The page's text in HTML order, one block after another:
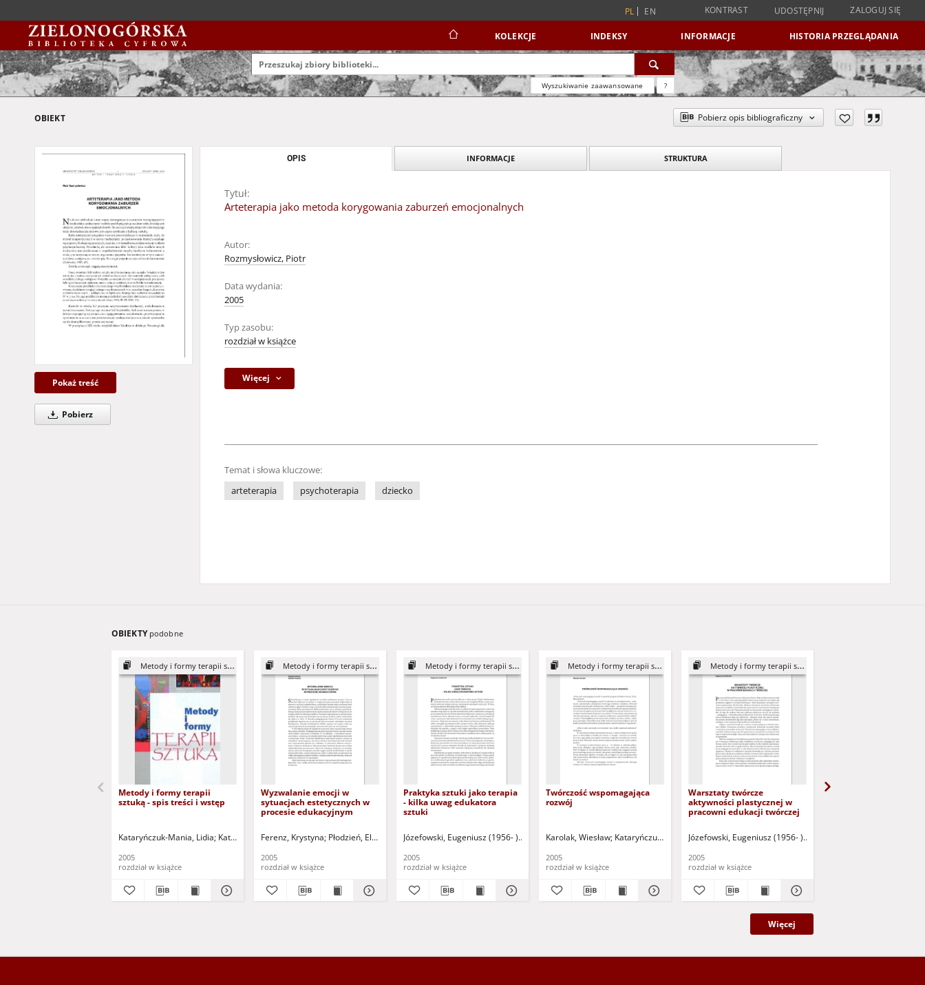
PL EN KONTRAST UDOSTĘPNIJ ZALOGUJ SIĘ
KOLEKCJE INDEKSY INFORMACJE HISTORIA PRZEGLĄDANIA
Wyszukiwanie zaawansowane ?
OBIEKT Pobierz opis bibliograficzny
Pokaż treść
Pobierz
OPIS INFORMACJE STRUKTURA
Tytuł:
Arteterapia jako metoda korygowania zaburzeń emocjonalnych
Autor:
Rozmysłowicz, Piotr
Data wydania:
2005
Typ zasobu:
rozdział w książce
Więcej
Temat i słowa kluczowe:
arteterapia
psychoterapia dziecko
OBIEKTY podobne
Metody i formy terapii sztuką
Metody i formy terapii
sztuką - spis treści i wstęp
Kataryńczuk-Mania, Lidia Kataryńczuk-Mania, Lidia - red. nauk.
2005
rozdział w książce
Metody i formy terapii sztuką
Wyzwalanie emocji w
sytuacjach estetycznych w
procesie edukacyjnym
Ferenz, Krystyna Płodzień, Elżbieta Kataryńczuk-Mania, Lidia - red. nauk.
2005
rozdział w książce
Metody i formy terapii sztuką
Praktyka sztuki jako terapia
- kilka uwag edukatora
sztuki
Józefowski, Eugeniusz (1956- ) Kataryńczuk-Mania, Lidia - red. nauk.
2005
rozdział w książce
Metody i formy terapii sztuką
Twórczość wspomagająca
rozwój
Karolak, Wiesław Kataryńczuk-Mania, Lidia - red. nauk.
2005
rozdział w książce
Metody i formy terapii sztuką
Warsztaty twórcze
aktywności plastycznej w
pracowni edukacji twórczej
Józefowski, Eugeniusz (1956- )
2005
rozdział w książce
Więcej